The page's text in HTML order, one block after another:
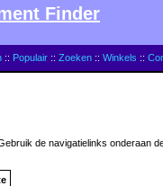
:: Populair :: Zoeken :: Winkels ::
Finder
de navigatielinks onderaan